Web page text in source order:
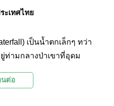
ะเทศไทย
เป็นน้ำตกเล็กๆ ทว่า
ท่ามกลางป่าเขาที่อุดม
นต่อ